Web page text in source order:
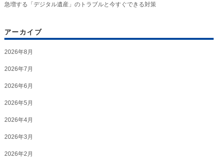
急増する「デジタル遺産」のトラブルと今すぐできる対策
アーカイブ
2026年8月
2026年7月
2026年6月
2026年5月
2026年4月
2026年3月
2026年2月